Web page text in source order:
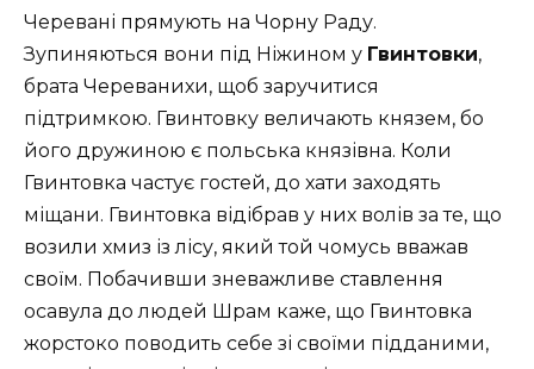
Черевані прямують на Чорну Раду.
Зупиняються вони під Ніжином у Гвинтовки,
брата Череванихи, щоб заручитися
підтримкою. Гвинтовку величають князем, бо
його дружиною є польська князівна. Коли
Гвинтовка частує гостей, до хати заходять
міщани. Гвинтовка відібрав у них волів за те, що
возили хмиз із лісу, який той чомусь вважав
своїм. Побачивши зневажливе ставлення
осавула до людей Шрам каже, що Гвинтовка
жорстоко поводить себе зі своїми підданими,